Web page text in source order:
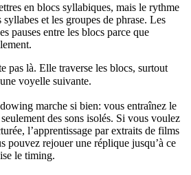
en blocs syllabiques, mais le rythme
et les groupes de phrase. Les
pauses entre les blocs parce que
pas là. Elle traverse les blocs, surtout
voyelle suivante.
marche si bien: vous entraînez le
des sons isolés. Si vous voulez
l’apprentissage par extraits de films
pouvez rejouer une réplique jusqu’à ce
le timing.